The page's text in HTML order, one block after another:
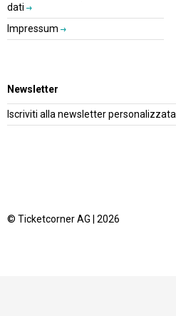
dati
Impressum
Newsletter
Iscriviti alla newsletter personalizzata
© Ticketcorner AG | 2026